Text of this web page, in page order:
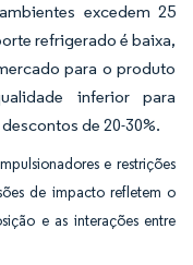
excedem 25
refrigerado é baixa,
para o produto
inferior para
de 20-30%.
e restrições
de impacto refletem o
e as interações entre